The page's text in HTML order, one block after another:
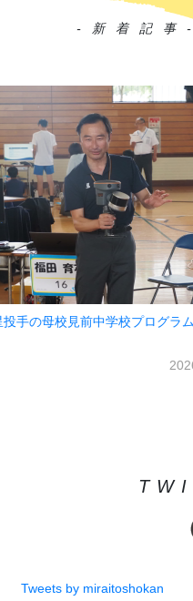
-新着記事
月1
一戸中未来パスポート
Tweets by miraitoshokan